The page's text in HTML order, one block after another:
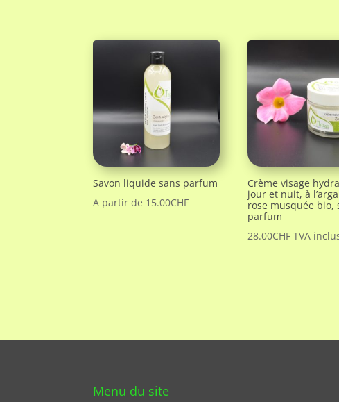
Savon liquide sans parfum
A partir de 15.00CHF
Crème visage
jour et nuit, à
rose musquée bio,
parfum
28.00CHF TVA
Menu du site